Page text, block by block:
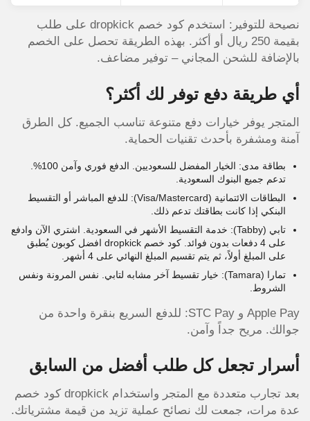
نصيحة للتوفير: استخدم كود خصم dropkick على طلب
بقيمة 250 ريال أو أكثر. بهذه الطريقة تحصل على الخصم
بالإضافة للشحن المجاني – توفير مضاعف.
أي طريقة دفع توفر لك أكثر؟
المتجر يوفر خيارات دفع متنوعة تناسب الجميع. كل الطرق
آمنة ومشفرة بأحدث تقنيات الحماية.
بطاقة مدى: الخيار المفضل للسعوديين. الدفع فوري وآمن 100%.
تدعم جميع البنوك السعودية.
البطاقات الائتمانية (Visa/Mastercard): للدفع المباشر أو التقسيط
البنكي إذا كانت بطاقتك تدعم ذلك.
تابي (Tabby): خدمة التقسيط الأشهر في السعودية. اشتري الآن وادفع
على 4 دفعات بدون فوائد. كود خصم dropkick افضل كوبون يُطبق
على المبلغ أولاً، ثم يتم تقسيم المبلغ النهائي على 4 أشهر.
تمارا (Tamara): خيار تقسيط آخر مشابه لتابي. نفس المرونة ونفس
الشروط.
Apple Pay و STC Pay: للدفع السريع بنقرة واحدة من
جوالك. مريح جداً وآمن.
أسرار تجعل كل طلب أفضل من السابق
بعد تجارب متعددة مع المتجر واستخدام dropkick كود خصم
عدة مرات، جمعت لك نصائح عملية تزيد من قيمة مشترياتك.